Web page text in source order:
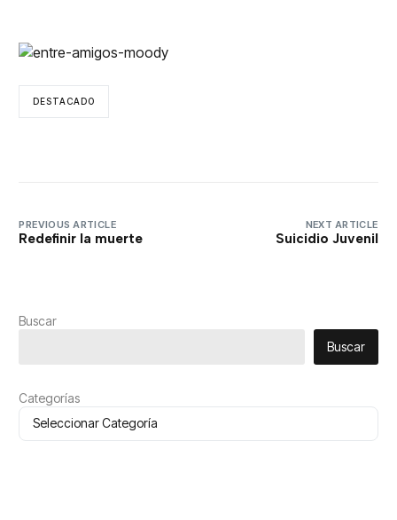
DESTACADO
PREVIOUS ARTICLE
Redefinir la muerte
NEXT ARTICLE
Suicidio Juvenil
Buscar
Buscar
Categorías